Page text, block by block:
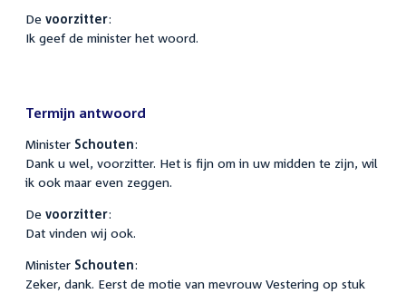
De voorzitter:
Ik geef de minister het woord.
Termijn antwoord
Minister Schouten:
Dank u wel, voorzitter. Het is fijn om in uw midden te zijn, wil
ik ook maar even zeggen.
De voorzitter:
Dat vinden wij ook.
Minister Schouten:
Zeker, dank. Eerst de motie van mevrouw Vestering op stuk